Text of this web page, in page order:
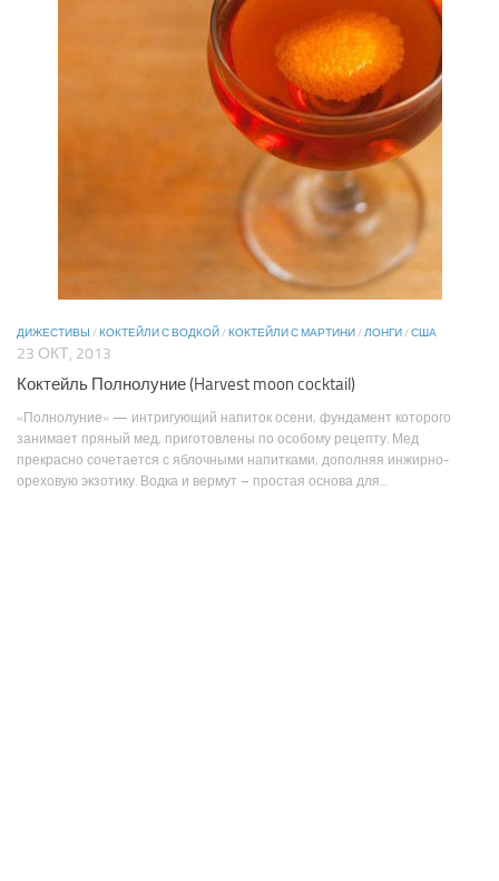
ДИЖЕСТИВЫ /КОКТЕЙЛИ С ВОДКОЙ/КОКТЕЙЛИ С МАРТИНИ/ЛОНГИ/США
23 ОКТ, 2013
Коктейль Полнолуние (Harvest moon cocktail)
«Полнолуние» — интригующий напиток осени, фундамент которого
занимает пряный мед, приготовлены по особому рецепту. Мед
прекрасно сочетается с яблочными напитками, дополняя инжирно-
ореховую экзотику. Водка и вермут – простая основа для...